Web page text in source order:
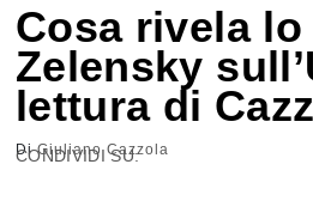
Cosa rivela
Zelensky
lettura di
DiGiuliano Cazzola
CONDIVIDI SU: